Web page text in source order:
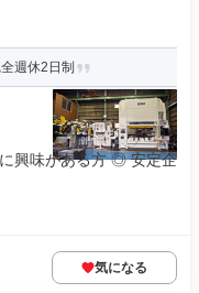
週休2日制
興味がある方 ◎ 安定企
気になる